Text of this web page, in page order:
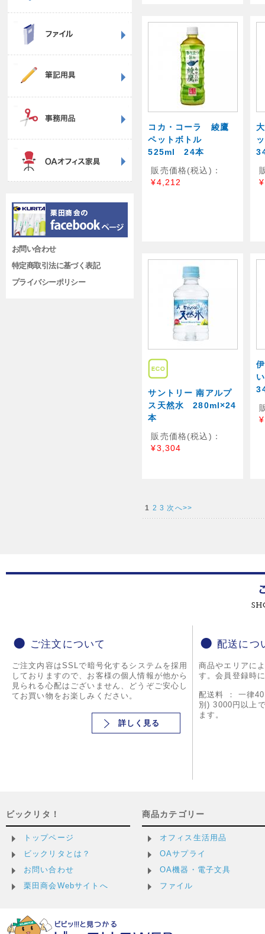
お問い合わせ
特定商取引法に基づく表記
プライバシーポリシー
コカ・コーラ 綾鷹
ペットボトル
525ml 24本
販売価格(税込)：
¥4,212
サントリー 南アルプ
ス天然水 280ml×24
本
販売価格(税込)：
¥3,304
1 2 3 次へ>>
ご注文について
ご注文内容はSSLで暗号化するシステムを採用
しておりますので、お客様の個人情報が他から
見られる心配はございません、どうぞご安心し
てお買い物をお楽しみください。
詳しく見る
配送につ
商品やエリアに
す。会員登録時
配送料 ： 一律
別) 3000円以上
ます。
ビックリタ！
トップページ
ビックリタとは？
お問い合わせ
栗田商会Webサイトへ
商品カテゴリー
オフィス生活用品
OAサプライ
OA機器・電子文具
ファイル